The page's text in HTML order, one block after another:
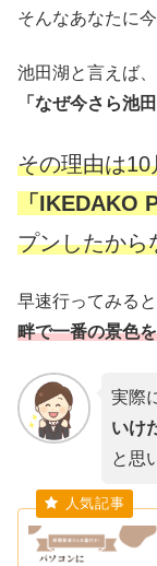
そんなあなたに今
池田湖と言えば
「なぜ今さら池
その理由は10
「IKEDAKO
プンしたから
早速行ってみると
畔で一番の景色
実際
いけ
と思